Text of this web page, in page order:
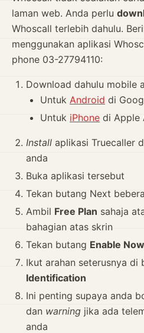
laman web. Anda perlu
Whoscall terlebih dahulu.
menggunakan aplikasi
phone 03-27794110:
Download dahulu mobile
Untuk Android di
Untuk iPhone di Apple
Install aplikasi Truecaller
anda
Buka aplikasi tersebut
Tekan butang Next
Ambil Free Plan sahaja
bahagian atas skrin
Tekan butang Enable Now
Ikut arahan seterusnya di
Identification
Ini penting supaya anda
dan warning jika ada
anda